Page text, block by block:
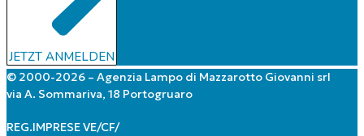
JETZT ANMELDEN
© 2000-2026 – Agenzia Lampo di Mazzarotto Giovanni srl
via A. Sommariva, 18 Portogruaro
REG.IMPRESE VE/CF/